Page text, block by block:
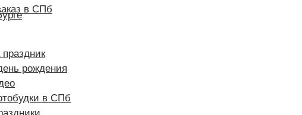
в СПб
рождения
в СПб